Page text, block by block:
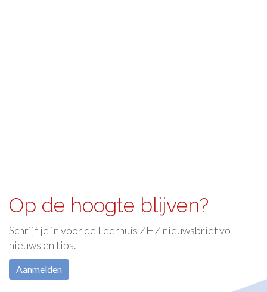
Op de hoogte blijven?
Schrijf je in voor de Leerhuis ZHZ nieuwsbrief vol
nieuws en tips.